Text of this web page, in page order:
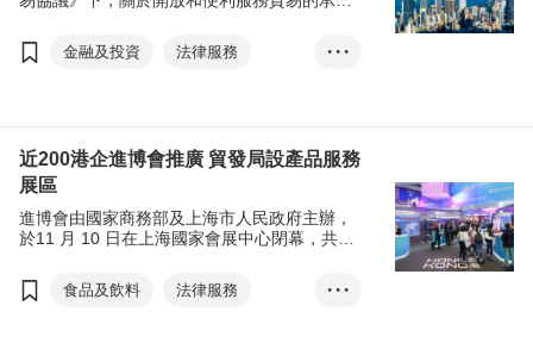
市場的門檻，以回應香港業界期望更多參與內
地市場發展的建議。
金融及投資
法律服務
• • •
近200港企進博會推廣 貿發局設產品服務
展區
進博會由國家商務部及上海市人民政府主辦，
於11 月 10 日在上海國家會展中心閉幕，共吸
路」沿線國家共3,800多家企業參展， 當中包
括200家香港企業，另有50萬名內地及海內外
食品及飲料
法律服務
• • •